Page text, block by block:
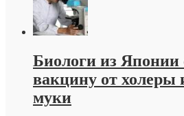
Биологи из Японии
вакцину от холеры
муки